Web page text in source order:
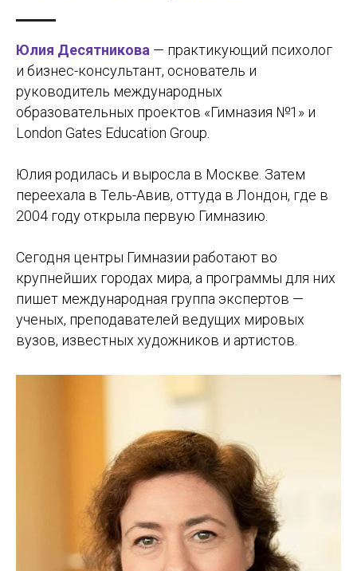
Юлия Десятникова — практикующий психолог
и бизнес-консультант, основатель и
руководитель международных
образовательных проектов «Гимназия №1» и
London Gates Education Group.
Юлия родилась и выросла в Москве. Затем
переехала в Тель-Авив, оттуда в Лондон, где в
2004 году открыла первую Гимназию.
Сегодня центры Гимназии работают во
крупнейших городах мира, а программы для них
пишет международная группа экспертов —
ученых, преподавателей ведущих мировых
вузов, известных художников и артистов.